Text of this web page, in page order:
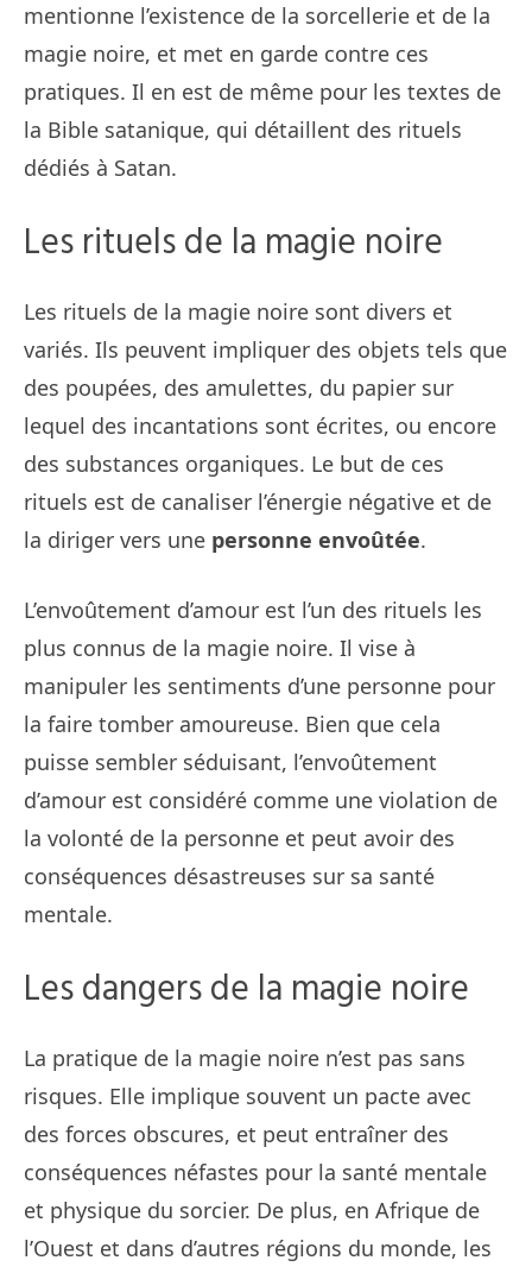
mentionne l’existence de la sorcellerie et de la
magie noire, et met en garde contre ces
pratiques. Il en est de même pour les textes de
la Bible satanique, qui détaillent des rituels
dédiés à Satan.
Les rituels de la magie noire
Les rituels de la magie noire sont divers et
variés. Ils peuvent impliquer des objets tels que
des poupées, des amulettes, du papier sur
lequel des incantations sont écrites, ou encore
des substances organiques. Le but de ces
rituels est de canaliser l’énergie négative et de
la diriger vers une personne envoûtée.
L’envoûtement d’amour est l’un des rituels les
plus connus de la magie noire. Il vise à
manipuler les sentiments d’une personne pour
la faire tomber amoureuse. Bien que cela
puisse sembler séduisant, l’envoûtement
d’amour est considéré comme une violation de
la volonté de la personne et peut avoir des
conséquences désastreuses sur sa santé
mentale.
Les dangers de la magie noire
La pratique de la magie noire n’est pas sans
risques. Elle implique souvent un pacte avec
des forces obscures, et peut entraîner des
conséquences néfastes pour la santé mentale
et physique du sorcier. De plus, en Afrique de
l’Ouest et dans d’autres régions du monde, les